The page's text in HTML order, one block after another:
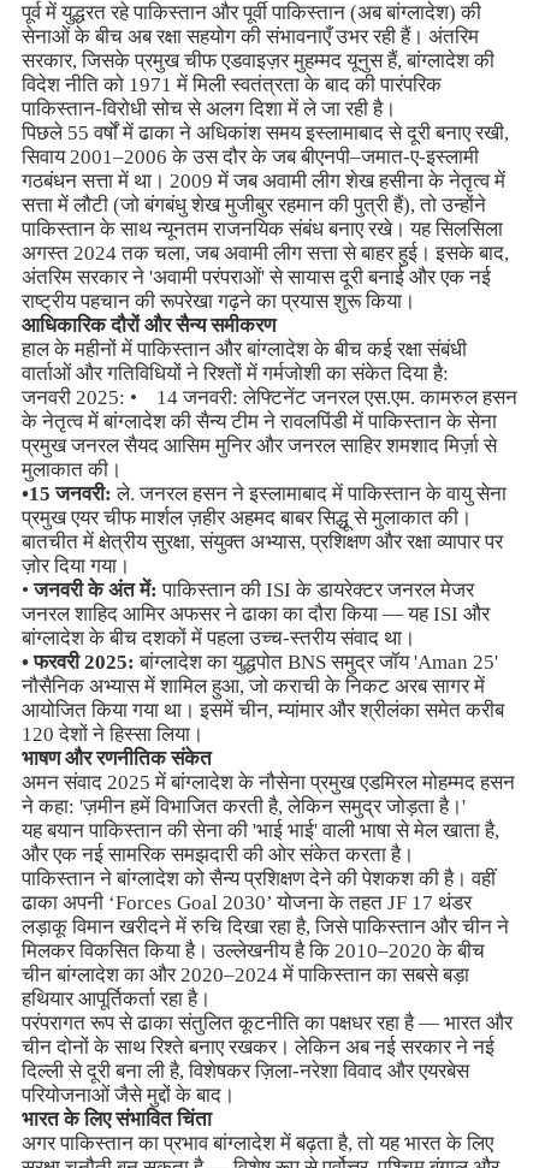
पूर्व में युद्धरत रहे पाकिस्तान और पूर्वी पाकिस्तान (अब बांग्लादेश) की
सेनाओं के बीच अब रक्षा सहयोग की संभावनाएँ उभर रही हैं। अंतरिम
सरकार, जिसके प्रमुख चीफ एडवाइज़र मुहम्मद यूनुस हैं, बांग्लादेश की
विदेश नीति को 1971 में मिली स्वतंत्रता के बाद की पारंपरिक
पाकिस्तान-विरोधी सोच से अलग दिशा में ले जा रही है।
पिछले 55 वर्षों में ढाका ने अधिकांश समय इस्लामाबाद से दूरी बनाए रखी,
सिवाय 2001–2006 के उस दौर के जब बीएनपी–जमात-ए-इस्लामी
गठबंधन सत्ता में था। 2009 में जब अवामी लीग शेख हसीना के नेतृत्व में
सत्ता में लौटी (जो बंगबंधु शेख मुजीबुर रहमान की पुत्री हैं), तो उन्होंने
पाकिस्तान के साथ न्यूनतम राजनयिक संबंध बनाए रखे। यह सिलसिला
अगस्त 2024 तक चला, जब अवामी लीग सत्ता से बाहर हुई। इसके बाद,
अंतरिम सरकार ने 'अवामी परंपराओं' से सायास दूरी बनाई और एक नई
राष्ट्रीय पहचान की रूपरेखा गढ़ने का प्रयास शुरू किया।
आधिकारिक दौरों और सैन्य समीकरण
हाल के महीनों में पाकिस्तान और बांग्लादेश के बीच कई रक्षा संबंधी
वार्ताओं और गतिविधियों ने रिश्तों में गर्मजोशी का संकेत दिया है:
जनवरी 2025: • 14 जनवरी: लेफ्टिनेंट जनरल एस.एम. कामरुल हसन
के नेतृत्व में बांग्लादेश की सैन्य टीम ने रावलपिंडी में पाकिस्तान के सेना
प्रमुख जनरल सैयद आसिम मुनिर और जनरल साहिर शमशाद मिर्ज़ा से
मुलाकात की।
•15 जनवरी: ले. जनरल हसन ने इस्लामाबाद में पाकिस्तान के वायु सेना
प्रमुख एयर चीफ मार्शल ज़हीर अहमद बाबर सिद्धू से मुलाकात की।
बातचीत में क्षेत्रीय सुरक्षा, संयुक्त अभ्यास, प्रशिक्षण और रक्षा व्यापार पर
ज़ोर दिया गया।
• जनवरी के अंत में: पाकिस्तान की ISI के डायरेक्टर जनरल मेजर
जनरल शाहिद आमिर अफसर ने ढाका का दौरा किया — यह ISI और
बांग्लादेश के बीच दशकों में पहला उच्च-स्तरीय संवाद था।
• फरवरी 2025: बांग्लादेश का युद्धपोत BNS समुद्र जॉय 'Aman 25'
नौसैनिक अभ्यास में शामिल हुआ, जो कराची के निकट अरब सागर में
आयोजित किया गया था। इसमें चीन, म्यांमार और श्रीलंका समेत करीब
120 देशों ने हिस्सा लिया।
भाषण और रणनीतिक संकेत
अमन संवाद 2025 में बांग्लादेश के नौसेना प्रमुख एडमिरल मोहम्मद हसन
ने कहा: 'ज़मीन हमें विभाजित करती है, लेकिन समुद्र जोड़ता है।'
यह बयान पाकिस्तान की सेना की 'भाई भाई' वाली भाषा से मेल खाता है,
और एक नई सामरिक समझदारी की ओर संकेत करता है।
पाकिस्तान ने बांग्लादेश को सैन्य प्रशिक्षण देने की पेशकश की है। वहीं
ढाका अपनी ‘Forces Goal 2030’ योजना के तहत JF 17 थंडर
लड़ाकू विमान खरीदने में रुचि दिखा रहा है, जिसे पाकिस्तान और चीन ने
मिलकर विकसित किया है। उल्लेखनीय है कि 2010–2020 के बीच
चीन बांग्लादेश का और 2020–2024 में पाकिस्तान का सबसे बड़ा
हथियार आपूर्तिकर्ता रहा है।
परंपरागत रूप से ढाका संतुलित कूटनीति का पक्षधर रहा है — भारत और
चीन दोनों के साथ रिश्ते बनाए रखकर। लेकिन अब नई सरकार ने नई
दिल्ली से दूरी बना ली है, विशेषकर ज़िला-नरेशा विवाद और एयरबेस
परियोजनाओं जैसे मुद्दों के बाद।
भारत के लिए संभावित चिंता
अगर पाकिस्तान का प्रभाव बांग्लादेश में बढ़ता है, तो यह भारत के लिए